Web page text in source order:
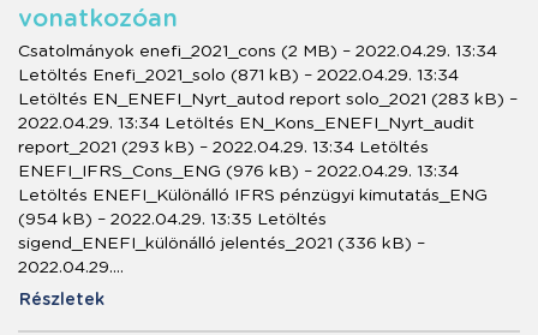
vonatkozóan
Csatolmányok enefi_2021_cons (2 MB) – 2022.04.29. 13:34
Letöltés Enefi_2021_solo (871 kB) – 2022.04.29. 13:34
Letöltés EN_ENEFI_Nyrt_autod report solo_2021 (283 kB) –
2022.04.29. 13:34 Letöltés EN_Kons_ENEFI_Nyrt_audit
report_2021 (293 kB) – 2022.04.29. 13:34 Letöltés
ENEFI_IFRS_Cons_ENG (976 kB) – 2022.04.29. 13:34
Letöltés ENEFI_Különálló IFRS pénzügyi kimutatás_ENG
(954 kB) – 2022.04.29. 13:35 Letöltés
sigend_ENEFI_különálló jelentés_2021 (336 kB) –
2022.04.29.…
Részletek